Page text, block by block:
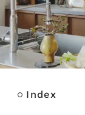
Index